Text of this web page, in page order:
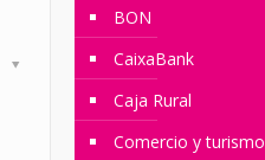
BON
CaixaBank
Caja Rural
Comercio y turismo